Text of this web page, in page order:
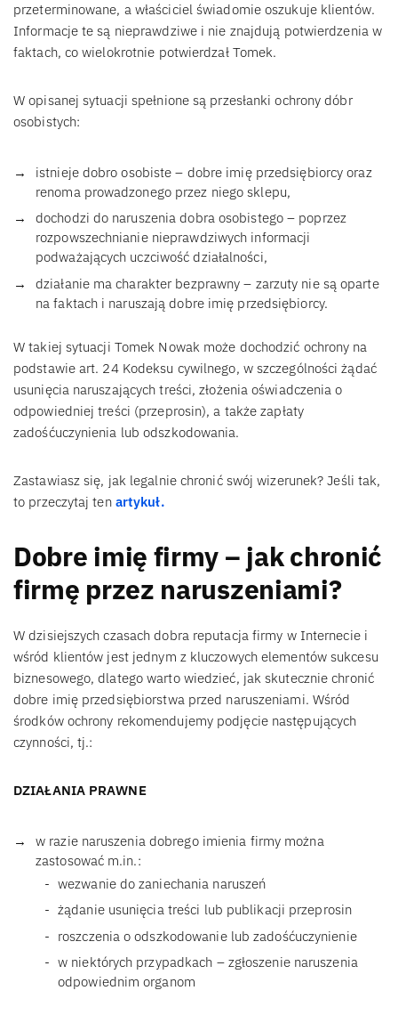
przeterminowane, a właściciel świadomie oszukuje klientów.
Informacje te są nieprawdziwe i nie znajdują potwierdzenia w
faktach, co wielokrotnie potwierdzał Tomek.
W opisanej sytuacji spełnione są przesłanki ochrony dóbr
osobistych:
istnieje dobro osobiste – dobre imię przedsiębiorcy oraz
renoma prowadzonego przez niego sklepu,
dochodzi do naruszenia dobra osobistego – poprzez
rozpowszechnianie nieprawdziwych informacji
podważających uczciwość działalności,
działanie ma charakter bezprawny – zarzuty nie są oparte
na faktach i naruszają dobre imię przedsiębiorcy.
W takiej sytuacji Tomek Nowak może dochodzić ochrony na
podstawie art. 24 Kodeksu cywilnego, w szczególności żądać
usunięcia naruszających treści, złożenia oświadczenia o
odpowiedniej treści (przeprosin), a także zapłaty
zadośćuczynienia lub odszkodowania.
Zastawiasz się, jak legalnie chronić swój wizerunek? Jeśli tak,
to przeczytaj ten artykuł.
Dobre imię firmy – jak chronić
firmę przez naruszeniami?
W dzisiejszych czasach dobra reputacja firmy w Internecie i
wśród klientów jest jednym z kluczowych elementów sukcesu
biznesowego, dlatego warto wiedzieć, jak skutecznie chronić
dobre imię przedsiębiorstwa przed naruszeniami. Wśród
środków ochrony rekomendujemy podjęcie następujących
czynności, tj.:
DZIAŁANIA PRAWNE
w razie naruszenia dobrego imienia firmy można
zastosować m.in.:
wezwanie do zaniechania naruszeń
żądanie usunięcia treści lub publikacji przeprosin
roszczenia o odszkodowanie lub zadośćuczynienie
w niektórych przypadkach – zgłoszenie naruszenia
odpowiednim organom